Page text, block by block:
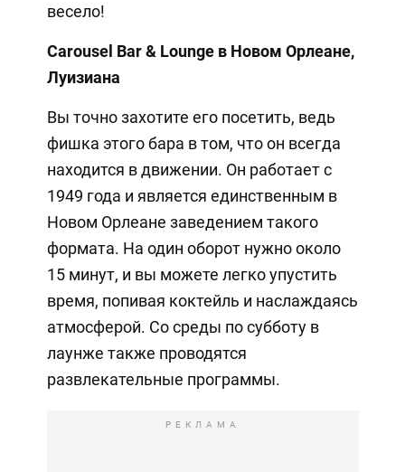
весело!
Carousel Bar & Lounge в Новом Орлеане,
Луизиана
Вы точно захотите его посетить, ведь
фишка этого бара в том, что он всегда
находится в движении. Он работает с
1949 года и является единственным в
Новом Орлеане заведением такого
формата. На один оборот нужно около
15 минут, и вы можете легко упустить
время, попивая коктейль и наслаждаясь
атмосферой. Со среды по субботу в
лаунже также проводятся
развлекательные программы.
РЕКЛАМА